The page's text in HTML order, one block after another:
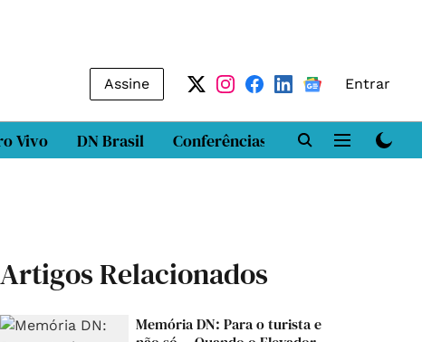
Assine Entrar
Vivo DN Brasil Conferências DN LAB
Artigos Relacionados
Memória DN: Para o turista e